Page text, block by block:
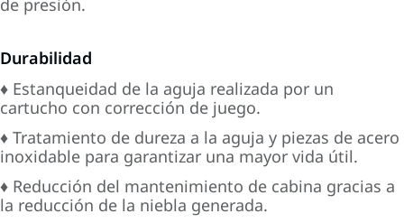
de presión.
Durabilidad
♦ Estanqueidad de la aguja realizada por un
cartucho con corrección de juego.
♦ Tratamiento de dureza a la aguja y piezas de acero
inoxidable para garantizar una mayor vida útil.
♦ Reducción del mantenimiento de cabina gracias a
la reducción de la niebla generada.